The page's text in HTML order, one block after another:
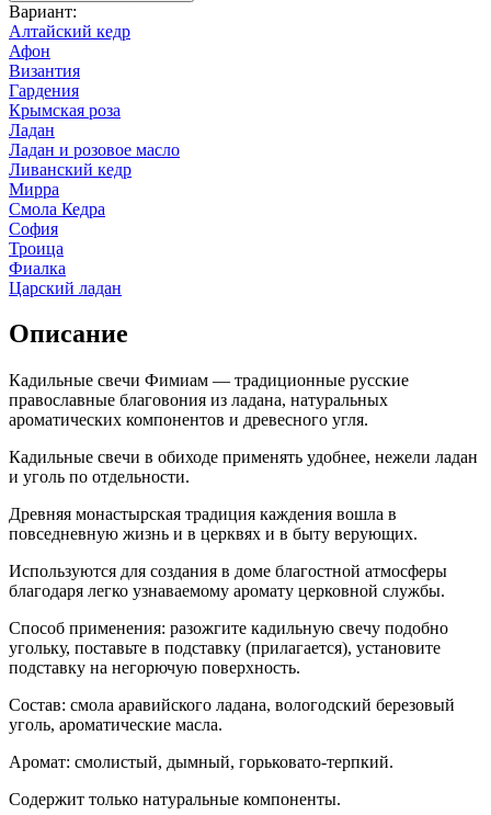
Вариант:
Алтайский кедр
Афон
Византия
Гардения
Крымская роза
Ладан
Ладан и розовое масло
Ливанский кедр
Мирра
Смола Кедра
София
Троица
Фиалка
Царский ладан
Описание
Кадильные свечи Фимиам — традиционные русские
православные благовония из ладана, натуральных
ароматических компонентов и древесного угля.
Кадильные свечи в обиходе применять удобнее, нежели ладан
и уголь по отдельности.
Древняя монастырская традиция каждения вошла в
повседневную жизнь и в церквях и в быту верующих.
Используются для создания в доме благостной атмосферы
благодаря легко узнаваемому аромату церковной службы.
Способ применения: разожгите кадильную свечу подобно
угольку, поставьте в подставку (прилагается), установите
подставку на негорючую поверхность.
Состав: смола аравийского ладана, вологодский березовый
уголь, ароматические масла.
Аромат: смолистый, дымный, горьковато-терпкий.
Содержит только натуральные компоненты.